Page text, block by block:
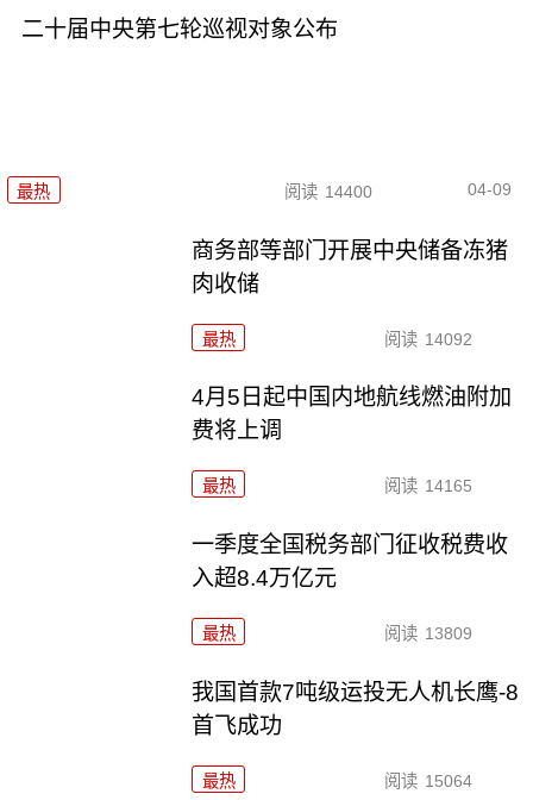
二十届中央第七轮巡视对象公布
最热 阅读 14400 04-09
商务部等部门开展中央储备冻猪
肉收储
最热 阅读 14092
4月5日起中国内地航线燃油附加
费将上调
最热 阅读 14165
一季度全国税务部门征收税费收
入超8.4万亿元
最热 阅读 13809
我国首款7吨级运投无人机长鹰-8
首飞成功
最热 阅读 15064